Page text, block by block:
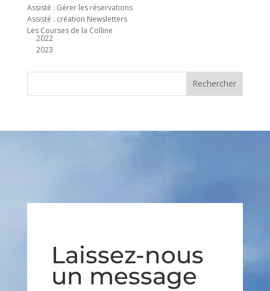
Assisté : Gérer les réservations
Assisté : création Newsletters
Les Courses de la Colline
2022
2023
Laissez-nous
un message